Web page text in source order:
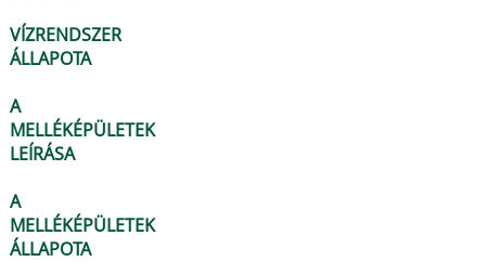
VÍZRENDSZER
ÁLLAPOTA
A
MELLÉKÉPÜLETEK
LEÍRÁSA
A
MELLÉKÉPÜLETEK
ÁLLAPOTA